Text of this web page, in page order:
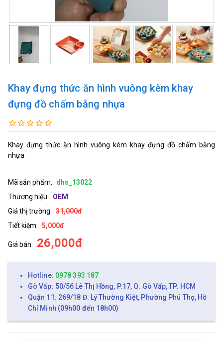
Khay đựng thức ăn hình vuông kèm khay
đựng đồ chấm bằng nhựa
Khay đựng thức ăn hình vuông kèm khay đựng đồ chấm bằng
nhựa
Mã sản phẩm:
dhs_13022
Thương hiệu:
OEM
Giá thị trường: 31,000đ
Tiết kiệm: 5,000đ
Giá bán: 26,000đ
Hotline: 0978 393 187
Gò Vấp: 50/56 Lê Thị Hồng, P.17, Q. Gò Vấp, TP. HCM
Quận 11: 269/18 Đ. Lý Thường Kiệt, Phường Phú Thọ, Hồ
Chí Minh (09h00 đến 18h00)